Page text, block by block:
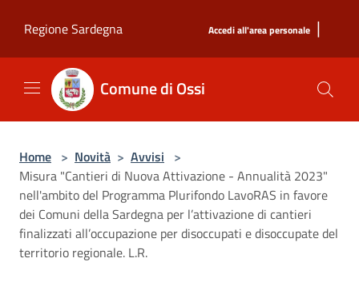
Regione Sardegna
Accedi all'area personale |
Comune di Ossi
Home > Novità > Avvisi >
Misura "Cantieri di Nuova Attivazione - Annualità 2023"
nell'ambito del Programma Plurifondo LavoRAS in favore
dei Comuni della Sardegna per l’attivazione di cantieri
finalizzati all’occupazione per disoccupati e disoccupate del
territorio regionale. L.R.